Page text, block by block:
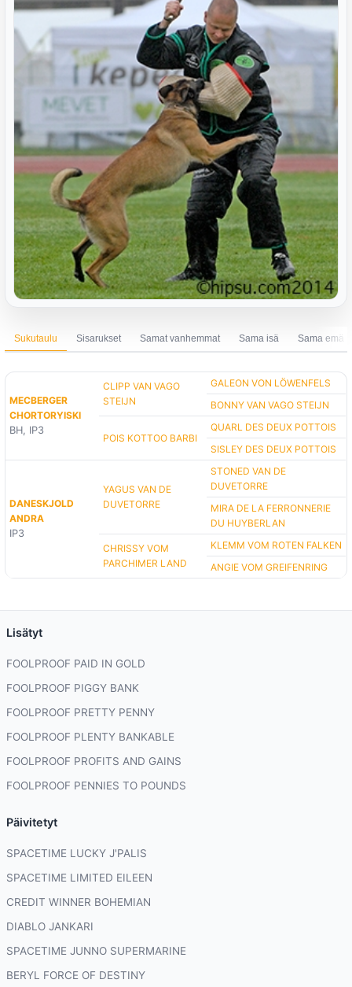
Sukutaulu Sisarukset Samat vanhemmat Sama isä Sama emä
MECBERGER
CHORTORYISKI
BH, IP3
CLIPP VAN VAGO
STEIJN
GALEON VON LÖWENFELS
BONNY VAN VAGO STEIJN
POIS KOTTOO BARBI
QUARL DES DEUX POTTOIS
SISLEY DES DEUX POTTOIS
DANESKJOLD
ANDRA
IP3
YAGUS VAN DE
DUVETORRE
STONED VAN DE
DUVETORRE
MIRA DE LA FERRONNERIE
DU HUYBERLAN
CHRISSY VOM
PARCHIMER LAND
KLEMM VOM ROTEN FALKEN
ANGIE VOM GREIFENRING
Lisätyt
FOOLPROOF PAID IN GOLD
FOOLPROOF PIGGY BANK
FOOLPROOF PRETTY PENNY
FOOLPROOF PLENTY BANKABLE
FOOLPROOF PROFITS AND GAINS
FOOLPROOF PENNIES TO POUNDS
Päivitetyt
SPACETIME LUCKY J'PALIS
SPACETIME LIMITED EILEEN
CREDIT WINNER BOHEMIAN
DIABLO JANKARI
SPACETIME JUNNO SUPERMARINE
BERYL FORCE OF DESTINY